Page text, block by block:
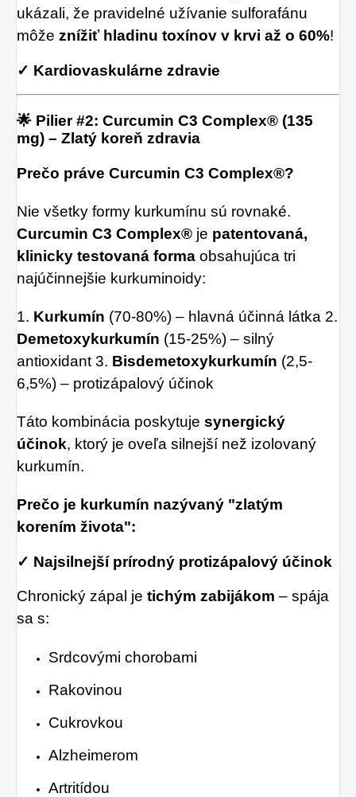
ukázali, že pravidelné užívanie sulforafánu
môže znížiť hladinu toxínov v krvi až o 60%!
✓ Kardiovaskulárne zdravie
🌟 Pilier #2: Curcumin C3 Complex® (135
mg) – Zlatý koreň zdravia
Prečo práve Curcumin C3 Complex®?
Nie všetky formy kurkumínu sú rovnaké.
Curcumin C3 Complex® je patentovaná,
klinicky testovaná forma obsahujúca tri
najúčinnejšie kurkuminoidy:
1. Kurkumín (70-80%) – hlavná účinná látka 2.
Demetoxykurkumín (15-25%) – silný
antioxidant 3. Bisdemetoxykurkumín (2,5-
6,5%) – protizápalový účinok
Táto kombinácia poskytuje synergický
účinok, ktorý je oveľa silnejší než izolovaný
kurkumín.
Prečo je kurkumín nazývaný "zlatým
korením života":
✓ Najsilnejší prírodný protizápalový účinok
Chronický zápal je tichým zabijákom – spája
sa s:
Srdcovými chorobami
Rakovinou
Cukrovkou
Alzheimerom
Artritídou